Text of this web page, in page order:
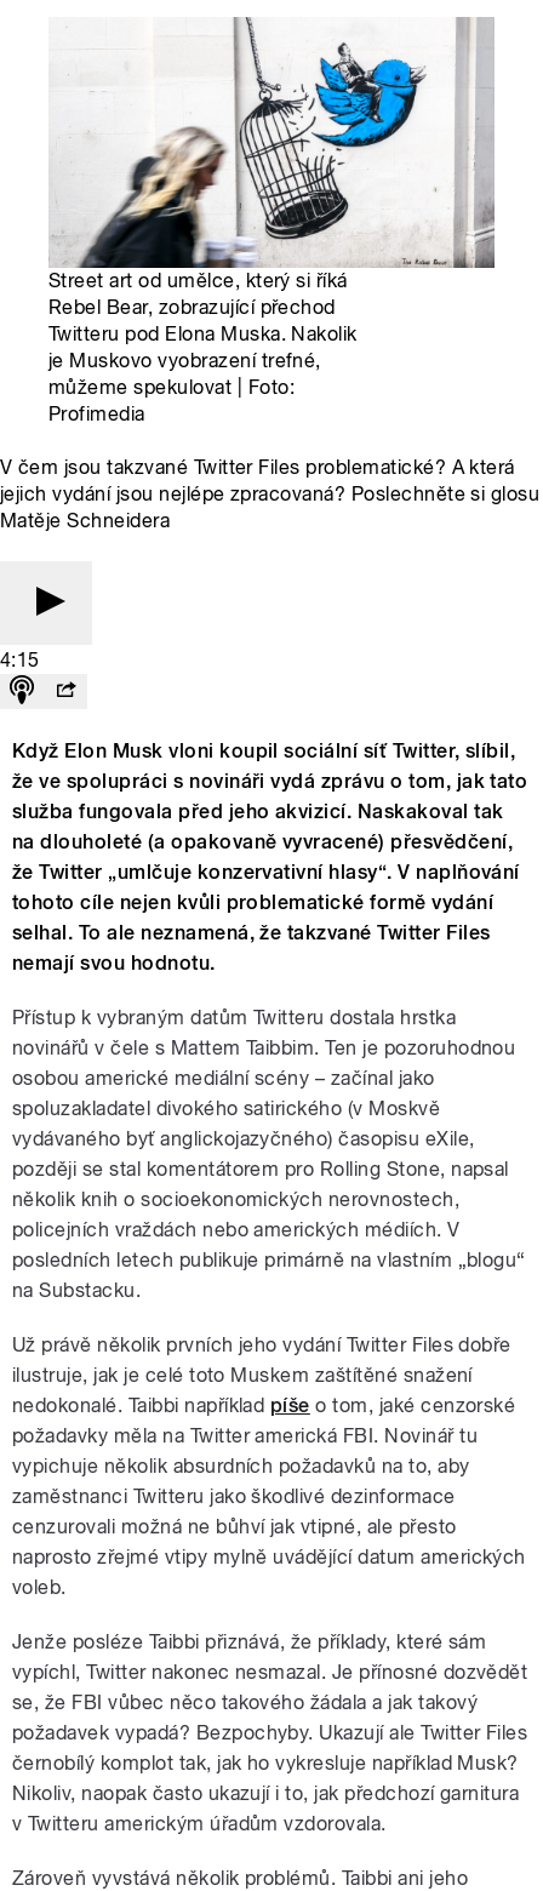
Street art od umělce, který si říká
Rebel Bear, zobrazující přechod
Twitteru pod Elona Muska. Nakolik
je Muskovo vyobrazení trefné,
můžeme spekulovat | Foto:
Profimedia
V čem jsou takzvané Twitter Files problematické? A která
jejich vydání jsou nejlépe zpracovaná? Poslechněte si glosu
Matěje Schneidera
4:15
Když Elon Musk vloni koupil sociální síť Twitter, slíbil,
že ve spolupráci s novináři vydá zprávu o tom, jak tato
služba fungovala před jeho akvizicí. Naskakoval tak
na dlouholeté (a opakovaně vyvracené) přesvědčení,
že Twitter „umlčuje konzervativní hlasy“. V naplňování
tohoto cíle nejen kvůli problematické formě vydání
selhal. To ale neznamená, že takzvané Twitter Files
nemají svou hodnotu.
Přístup k vybraným datům Twitteru dostala hrstka
novinářů v čele s Mattem Taibbim. Ten je pozoruhodnou
osobou americké mediální scény – začínal jako
spoluzakladatel divokého satirického (v Moskvě
vydávaného byť anglickojazyčného) časopisu eXile,
později se stal komentátorem pro Rolling Stone, napsal
několik knih o socioekonomických nerovnostech,
policejních vraždách nebo amerických médiích. V
posledních letech publikuje primárně na vlastním „blogu“
na Substacku.
Už právě několik prvních jeho vydání Twitter Files dobře
ilustruje, jak je celé toto Muskem zaštítěné snažení
nedokonalé. Taibbi například píše o tom, jaké cenzorské
požadavky měla na Twitter americká FBI. Novinář tu
vypichuje několik absurdních požadavků na to, aby
zaměstnanci Twitteru jako škodlivé dezinformace
cenzurovali možná ne bůhví jak vtipné, ale přesto
naprosto zřejmé vtipy mylně uvádějící datum amerických
voleb.
Jenže posléze Taibbi přiznává, že příklady, které sám
vypíchl, Twitter nakonec nesmazal. Je přínosné dozvědět
se, že FBI vůbec něco takového žádala a jak takový
požadavek vypadá? Bezpochyby. Ukazují ale Twitter Files
černobílý komplot tak, jak ho vykresluje například Musk?
Nikoliv, naopak často ukazují i to, jak předchozí garnitura
v Twitteru americkým úřadům vzdorovala.
Zároveň vyvstává několik problémů. Taibbi ani jeho